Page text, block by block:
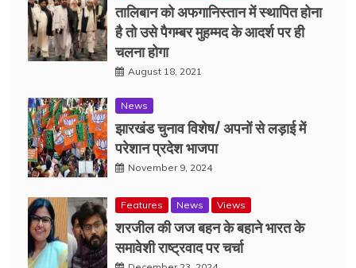
तालिबान को अफगानिस्तान में स्थापित होना
है तो उसे पैगम्बर मुहम्मद के आदर्श पर ही
चलना होगा
August 18, 2021
News
झारखंड चुनाव विशेष/ अपनों से लड़ाई में
परेशान प्रदेश भाजपा
November 9, 2024
Features News Views
शरजील की जज बहन के बहाने भारत के
समावेशी राष्ट्रवाद पर चर्चा